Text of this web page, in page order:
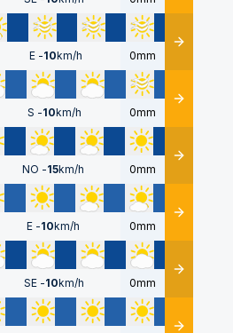
E -10km/h 0mm Détails
S -10km/h 0mm Détails
NO -15km/h 0mm Détails
E -10km/h 0mm Détails
SE -10km/h 0mm Détails